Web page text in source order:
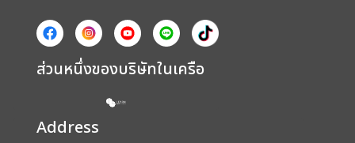
ส่วนหนึ่งของบริษัทในเครือ
Address